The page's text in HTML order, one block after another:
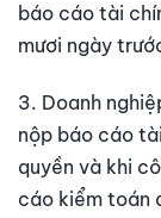
báo cáo tài
mươi ngày
3. Doanh
nộp báo cáo
quyền và khi
cáo kiểm toán